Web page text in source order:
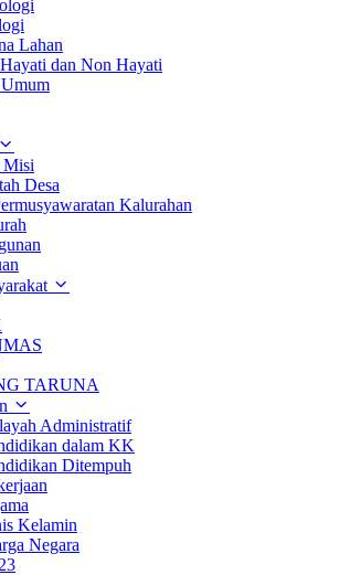
Lahan
dan Non Hayati
Misi
Desa
Kalurahan
TARUNA
Administratif
dalam KK
Ditempuh
Kelamin
Negara